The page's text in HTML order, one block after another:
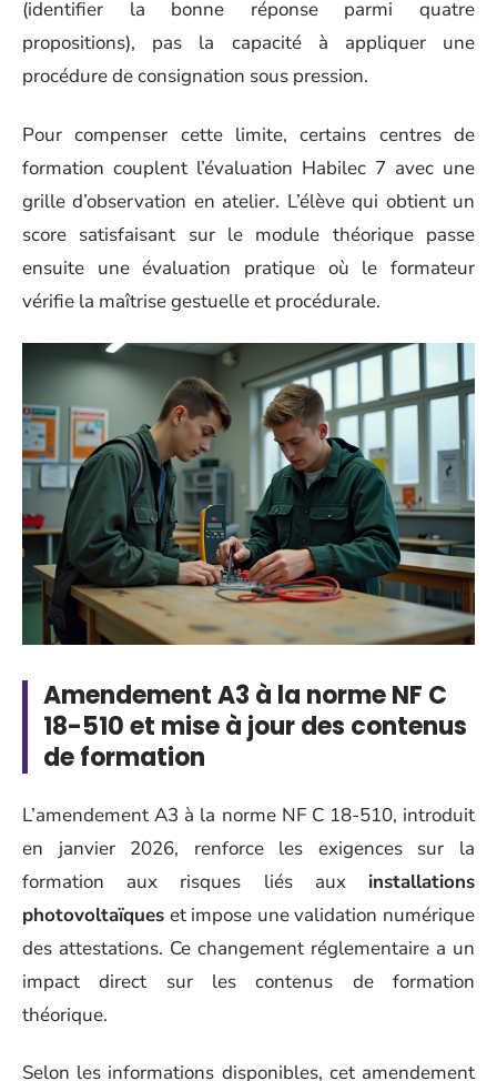
(identifier la bonne réponse parmi quatre
propositions), pas la capacité à appliquer une
procédure de consignation sous pression.
Pour compenser cette limite, certains centres de
formation couplent l’évaluation Habilec 7 avec une
grille d’observation en atelier. L’élève qui obtient un
score satisfaisant sur le module théorique passe
ensuite une évaluation pratique où le formateur
vérifie la maîtrise gestuelle et procédurale.
Amendement A3 à la norme NF C
18-510 et mise à jour des contenus
de formation
L’amendement A3 à la norme NF C 18-510, introduit
en janvier 2026, renforce les exigences sur la
formation aux risques liés aux installations
photovoltaïques et impose une validation numérique
des attestations. Ce changement réglementaire a un
impact direct sur les contenus de formation
théorique.
Selon les informations disponibles, cet amendement